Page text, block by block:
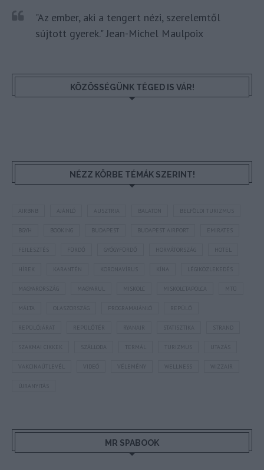
"Az ember, aki a tengert nézi, szerelemtől
sújtott gyerek." Jean-Michel Maulpoix
KÖZÖSSÉGÜNK TÉGED IS VÁR!
NÉZZ KÖRBE TÉMÁK SZERINT!
AUSZTRIA BALATON BELFÖLDI TURIZMUS
BUDAPEST BUDAPEST AIRPORT EMIRATES
FEJLESZTÉS HORVÁTORSZÁG HOTEL
KARANTÉN LÉGIKÖZLEKEDÉS
MAGYARORSZÁG MISKOLCTAPOLCA MTÜ
MÁLTA OLASZORSZÁG
REPÜLŐJÁRAT REPÜLŐTÉR STATISZTIKA STRAND
SZAKMAI CIKKEK SZÁLLODA TERMÁL TURIZMUS UTAZÁS
VAKCINAÚTLEVÉL WIZZAIR
ÚJRANYITÁS
MR SPABOOK